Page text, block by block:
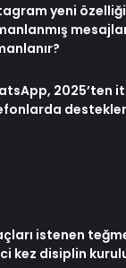
yeni
2025’ten
istenen
kez disiplin